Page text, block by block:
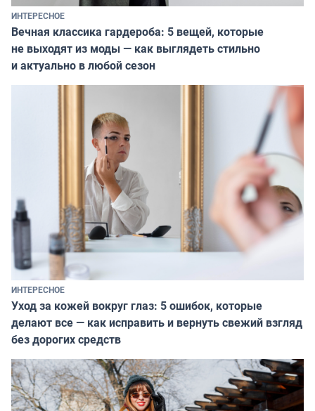
ИНТЕРЕСНОЕ
Вечная классика гардероба: 5 вещей, которые
не выходят из моды — как выглядеть стильно
и актуально в любой сезон
ИНТЕРЕСНОЕ
Уход за кожей вокруг глаз: 5 ошибок, которые
делают все — как исправить и вернуть свежий взгляд
без дорогих средств